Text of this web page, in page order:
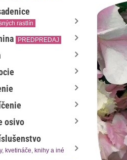
rastlín
PREDPREDAJ
osivo
kvetináče, knihy a iné